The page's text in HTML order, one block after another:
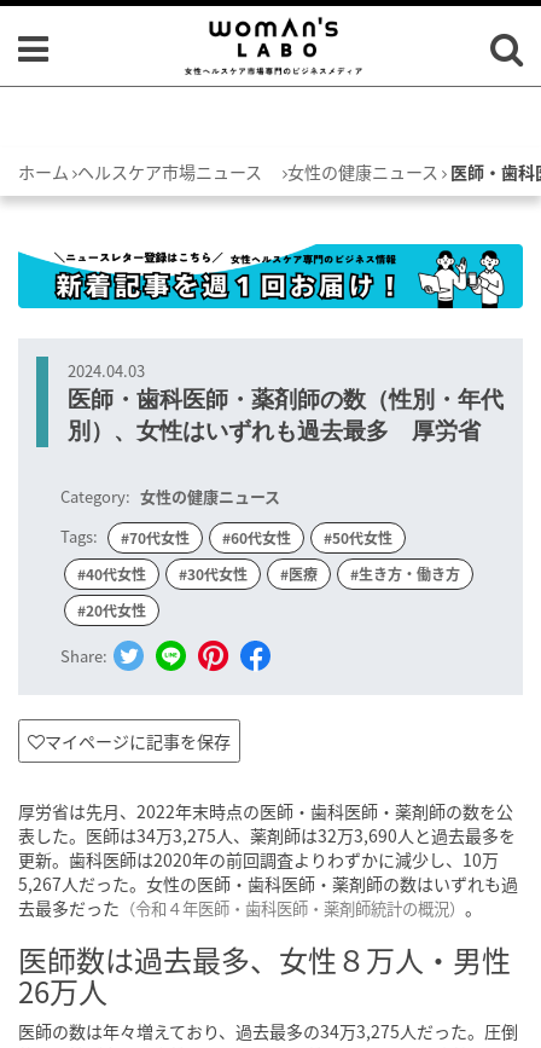
ホーム ヘルスケア市場ニュース 女性の健康ニュース 医師・歯
2024.04.03
医師・歯科医師・薬剤師の数（性別・年代
別）、女性はいずれも過去最多 厚労省
Category: 女性の健康ニュース
Tags:
#70代女性 #60代女性
#50代女性
#40代女性
#30代女性 #医療
#生き方・働き方
#20代女性
Share:
マイページに記事を保存
厚労省は先月、2022年末時点の医師・歯科医師・薬剤師の数を公
表した。医師は34万3,275人、薬剤師は32万3,690人と過去最多を
更新。歯科医師は2020年の前回調査よりわずかに減少し、10万
5,267人だった。女性の医師・歯科医師・薬剤師の数はいずれも過
去最多だった （令和４年医師・歯科医師・薬剤師統計の概況） 。
医師数は過去最多、女性８万人・男性
26万人
医師の数は年々増えており、過去最多の34万3,275人だった。圧倒